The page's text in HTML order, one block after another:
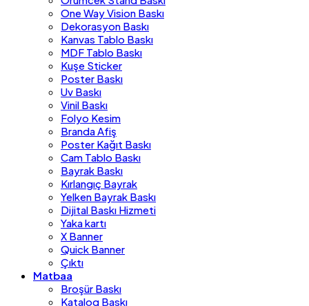
One Way Vision Baskı
Dekorasyon Baskı
Kanvas Tablo Baskı
MDF Tablo Baskı
Kuşe Sticker
Poster Baskı
Uv Baskı
Vinil Baskı
Folyo Kesim
Branda Afiş
Poster Kağıt Baskı
Cam Tablo Baskı
Bayrak Baskı
Kırlangıç Bayrak
Yelken Bayrak Baskı
Dijital Baskı Hizmeti
Yaka kartı
X Banner
Quick Banner
Çıktı
Matbaa
Broşür Baskı
Katalog Baskı